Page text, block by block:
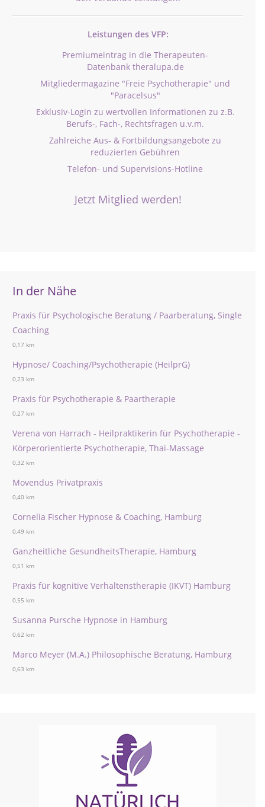
Leistungen des VFP:
Premiumeintrag in die Therapeuten-
Datenbank theralupa.de
Mitgliedermagazine "Freie Psychotherapie" und
"Paracelsus"
Exklusiv-Login zu wertvollen Informationen zu z.B.
Berufs-, Fach-, Rechtsfragen u.v.m.
Zahlreiche Aus- & Fortbildungsangebote zu
reduzierten Gebühren
Telefon- und Supervisions-Hotline
Jetzt Mitglied werden!
In der Nähe
Praxis für Psychologische Beratung / Paarberatung, Single
Coaching
0,17 km
Hypnose/ Coaching/Psychotherapie (HeilprG)
0,23 km
Praxis für Psychotherapie & Paartherapie
0,27 km
Verena von Harrach - Heilpraktikerin für Psychotherapie -
Körperorientierte Psychotherapie, Thai-Massage
0,32 km
Movendus Privatpraxis
0,40 km
Cornelia Fischer Hypnose & Coaching, Hamburg
0,49 km
Ganzheitliche GesundheitsTherapie, Hamburg
0,51 km
Praxis für kognitive Verhaltenstherapie (IKVT) Hamburg
0,55 km
Susanna Pursche Hypnose in Hamburg
0,62 km
Marco Meyer (M.A.) Philosophische Beratung, Hamburg
0,63 km